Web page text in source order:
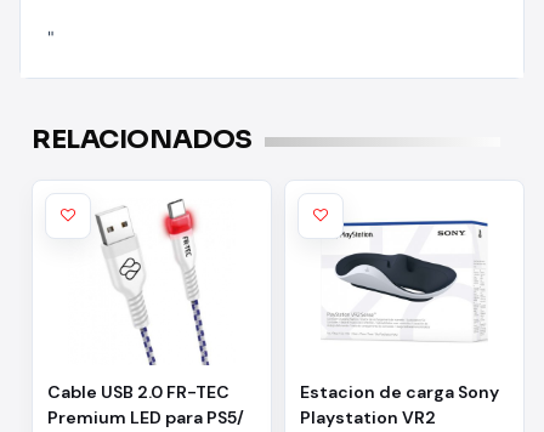
"
RELACIONADOS
Cable USB 2.0 FR-TEC
Premium LED para PS5/
Estacion de carga Sony
Playstation VR2